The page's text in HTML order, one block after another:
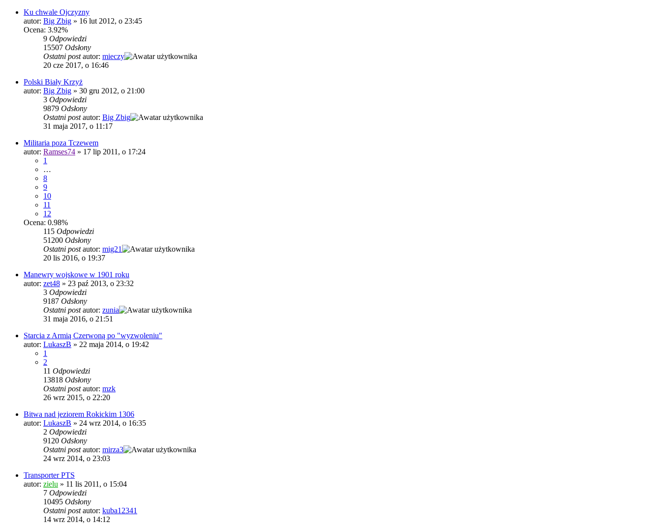
Ku chwale Ojczyzny
autor: Big Zbig » 16 lut 2012, o 23:45
Ocena: 3.92%
9 Odpowiedzi
15507 Odsłony
Ostatni postautor: mieczy
20 cze 2017, o 16:46
Polski Biały Krzyż
autor: Big Zbig » 30 gru 2012, o 21:00
3 Odpowiedzi
9879 Odsłony
Ostatni postautor: Big Zbig
31 maja 2017, o 11:17
Militaria poza Tczewem
autor: Ramses74 » 17 lip 2011, o 17:24
1
…
8
9
10
11
12
Ocena: 0.98%
115 Odpowiedzi
51200 Odsłony
Ostatni postautor: mig21
20 lis 2016, o 19:37
Manewry wojskowe w 1901 roku
autor: zet48 » 23 paź 2013, o 23:32
3 Odpowiedzi
9187 Odsłony
Ostatni postautor: zunia
31 maja 2016, o 21:51
Starcia z Armią Czerwoną po "wyzwoleniu"
autor: LukaszB » 22 maja 2014, o 19:42
1
2
11 Odpowiedzi
13818 Odsłony
Ostatni postautor: mzk
26 wrz 2015, o 22:20
Bitwa nad jeziorem Rokickim 1306
autor: LukaszB » 24 wrz 2014, o 16:35
2 Odpowiedzi
9120 Odsłony
Ostatni postautor: mirza3
24 wrz 2014, o 23:03
Transporter PTS
autor: zielu » 11 lis 2011, o 15:04
7 Odpowiedzi
10495 Odsłony
Ostatni postautor: kuba12341
14 wrz 2014, o 14:12